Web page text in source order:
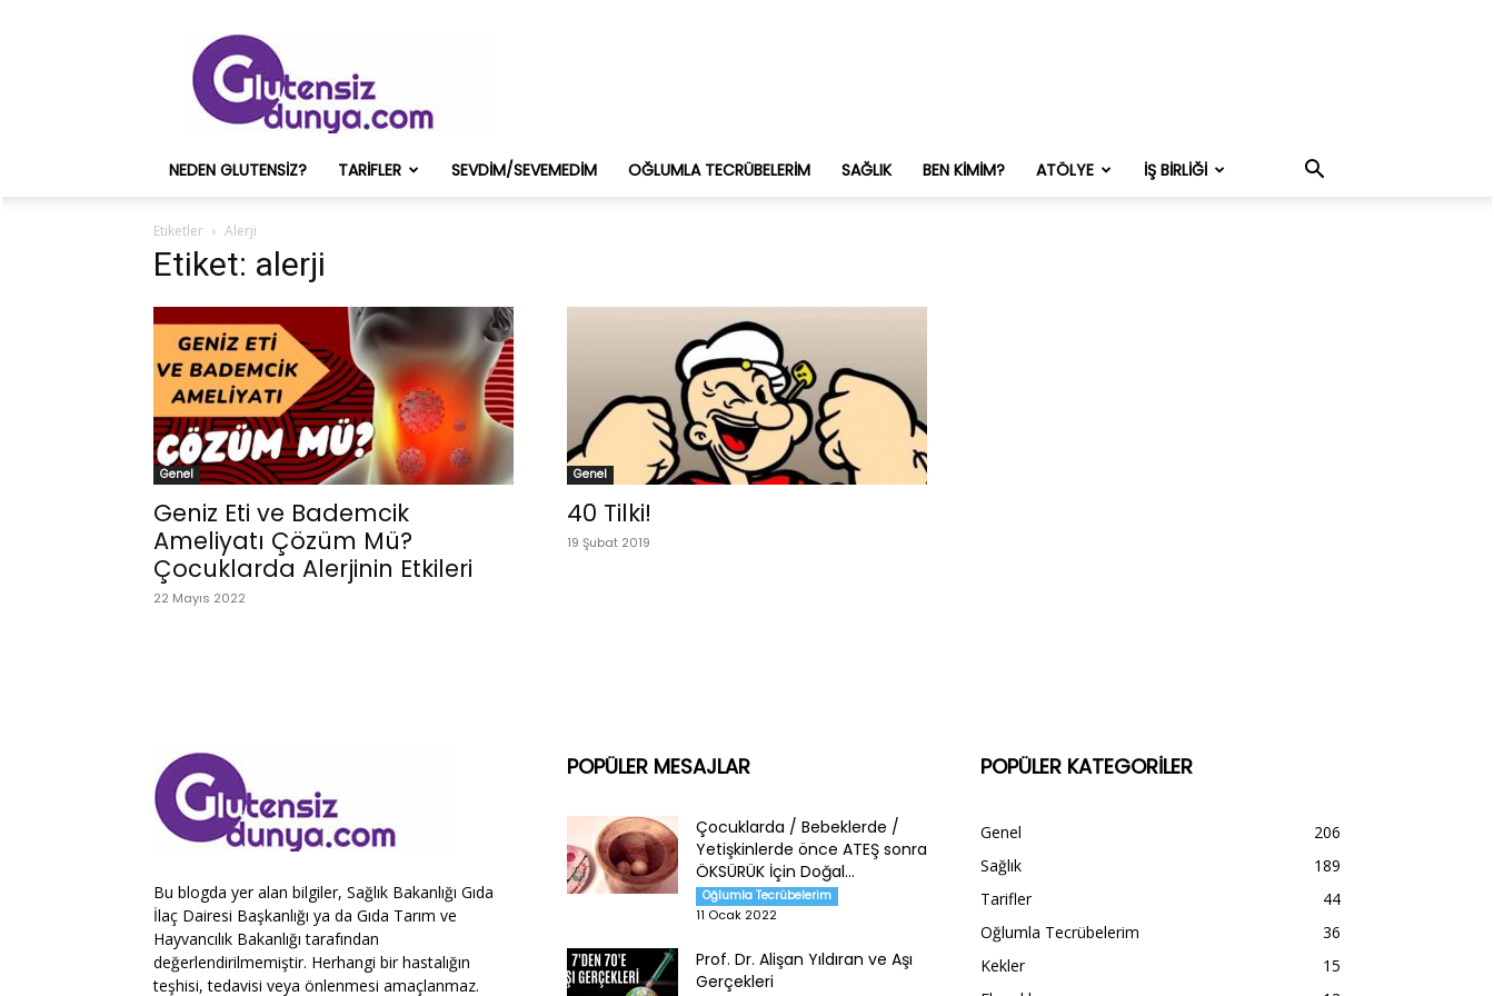
ve
Onun
Sağlık
Deneyimleri
NEDEN GLUTENSIZ? TARIFLER SEVDIM/SEVEMEDIM OĞLUMLA TECRÜBELERIM SAĞLIK BEN KIMIM? ATÖLYE İŞ BIRLIĞI
Etiketler Alerji
Etiket: alerji
Genel
Geniz Eti ve Bademcik
Ameliyatı Çözüm Mü?
Çocuklarda Alerjinin Etkileri
22 Mayıs 2022
Genel
40 Tilki!
19 Şubat 2019
Bu blogda yer alan bilgiler, Sağlık Bakanlığı Gıda
İlaç Dairesi Başkanlığı ya da Gıda Tarım ve
Hayvancılık Bakanlığı tarafından
değerlendirilmemiştir. Herhangi bir hastalığın
teşhisi, tedavisi veya önlenmesi amaçlanmaz.
POPÜLER MESAJLAR
Çocuklarda / Bebeklerde /
Yetişkinlerde önce ATEŞ sonra
ÖKSÜRÜK İçin Doğal...
Oğlumla Tecrübelerim
11 Ocak 2022
Prof. Dr. Alişan Yıldıran ve Aşı
Gerçekleri
POPÜLER KATEGORİLER
Genel
206
Sağlık
189
Tarifler
44
Oğlumla Tecrübelerim
36
Kekler
15